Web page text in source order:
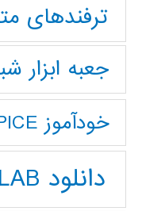
ترفندهای
جعبه ابزار
خودآموز HSPICE
دانلود MATLAB